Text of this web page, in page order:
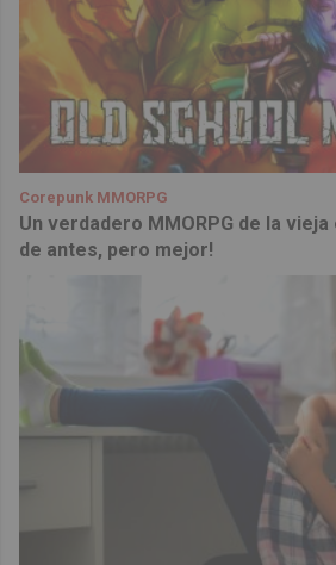
Corepunk MMORPG
Un verdadero MMORPG de la vieja
de antes, pero mejor!